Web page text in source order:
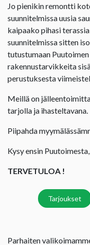
Jo pienikin remontti
suunnitelmissa uusia
kaipaako pihasi
suunnitelmissa sitten
tutustumaan
rakennustarvikkeita
perustuksesta
Meillä on
tarjolla ja ihasteltavana.
Piipahda
Kysy ensin
TERVETULOA !
Tarjoukset
Parhaiten